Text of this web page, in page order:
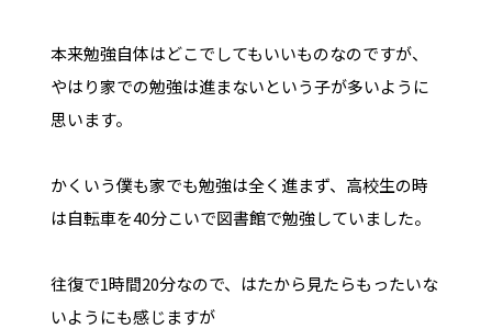
本来勉強自体はどこでしてもいいものなのですが、
やはり家での勉強は進まないという子が多いように
思います。
かくいう僕も家でも勉強は全く進まず、高校生の時
は自転車を40分こいで図書館で勉強していました。
往復で1時間20分なので、はたから見たらもったいな
いようにも感じますが